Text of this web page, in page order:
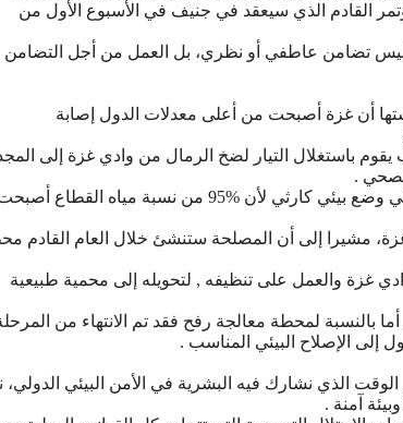
ﺍﻟﻘﺎﺩﻡ ﺍﻟﺬﻱ ﺳﻴﻌﻘﺪ ﻓﻲ ﺟﻨﻴﻒ ﻓﻲ ﺍﻷﺳﺒﻮﻉ ﺍﻷﻭﻝ ﻣﻦ
ﺗﻀﺎﻣﻦ ﻋﺎﻃﻔﻲ ﺃﻭ ﻧﻈﺮﻱ، ﺑﻞ ﺍﻟﻌﻤﻞ ﻣﻦ ﺃﺟﻞ ﺍﻟﺘﻀﺎﻣﻦ
ﺃﻥ ﻏﺰﺓ ﺃﺻﺒﺤﺖ ﻣﻦ ﺃﻋﻠﻰ ﻣﻌﺪﻻﺕ ﺍﻟﺪﻭﻝ ﺇﺻﺎﺑﺔ
ﺑﺎﺳﺘﻐﻼﻝ ﺍﻟﺘﻴﺎﺭ ﻟﻀﺦ ﺍﻟﺮﻣﺎﻝ ﻣﻦ ﻭﺍﺩﻱ ﻏﺰﺓ ﺇﻟﻰ
.
ﻓﻴﻤﺎ ﺑﻴﻦ ﻧﺎﺋﺐ ﻣﺪﻳﺮ ﻋﺎﻡ ﻣﺼﻠﺤﺔ ﻣﻴﺎﻩ ﺍﻟﺴﺎﺣﻞ ﺃ . ﻣﺎﻫﺮ ﺍﻟﻨﺠﺎﺭ ﺃﻥ ﻗﻄﺎﻉ ﻏﺰﺓ ﻳﻌﻴﺶ ﻓﻲ ﻭﺿﻊ ﺑﻴﺌﻲ ﻛﺎﺭﺛﻲ ﻷﻥ %95 ﻣﻦ ﻧﺴﺒﺔ ﻣﻴﺎﻩ ﺍﻟﻘﻄﺎﻉ
ﻣﺸﻴﺮﺍ ﺇﻟﻰ ﺃﻥ ﺍﻟﻤﺼﻠﺤﺔ ﺳﺘﻨﺸﺊ ﺧﻼﻝ ﺍﻟﻌﺎﻡ ﺍﻟﻘﺎﺩﻡ
ﻏﺰﺓ ﻭﺍﻟﻌﻤﻞ ﻋﻠﻰ ﺗﻨﻈﻴﻔﻪ , ﻟﺘﺤﻮﻳﻠﻪ ﺇﻟﻰ ﻣﺤﻤﻴﺔ ﻃﺒﻴﻌﻴﺔ
ﻳﻮﻧﺲ , ﺃﻣﺎ ﺑﺎﻟﻨﺴﺒﺔ ﻟﻤﺤﻄﺔ ﻣﻌﺎﻟﺠﺔ ﺭﻓﺢ ﻓﻘﺪ ﺗﻢ ﺍﻻﻧﺘﻬﺎﺀ ﻣﻦ
ﺇﻟﻰ ﺍﻹﺻﻼﺡ ﺍﻟﺒﻴﺌﻲ ﺍﻟﻤﻨﺎﺳﺐ .
ﺍﻟﺬﻱ ﻧﺸﺎﺭﻙ ﻓﻴﻪ ﺍﻟﺒﺸﺮﻳﺔ ﻓﻲ ﺍﻷﻣﻦ ﺍﻟﺒﻴﺌﻲ ﺍﻟﺪﻭﻟﻲ،
ﺁﻣﻨﺔ .